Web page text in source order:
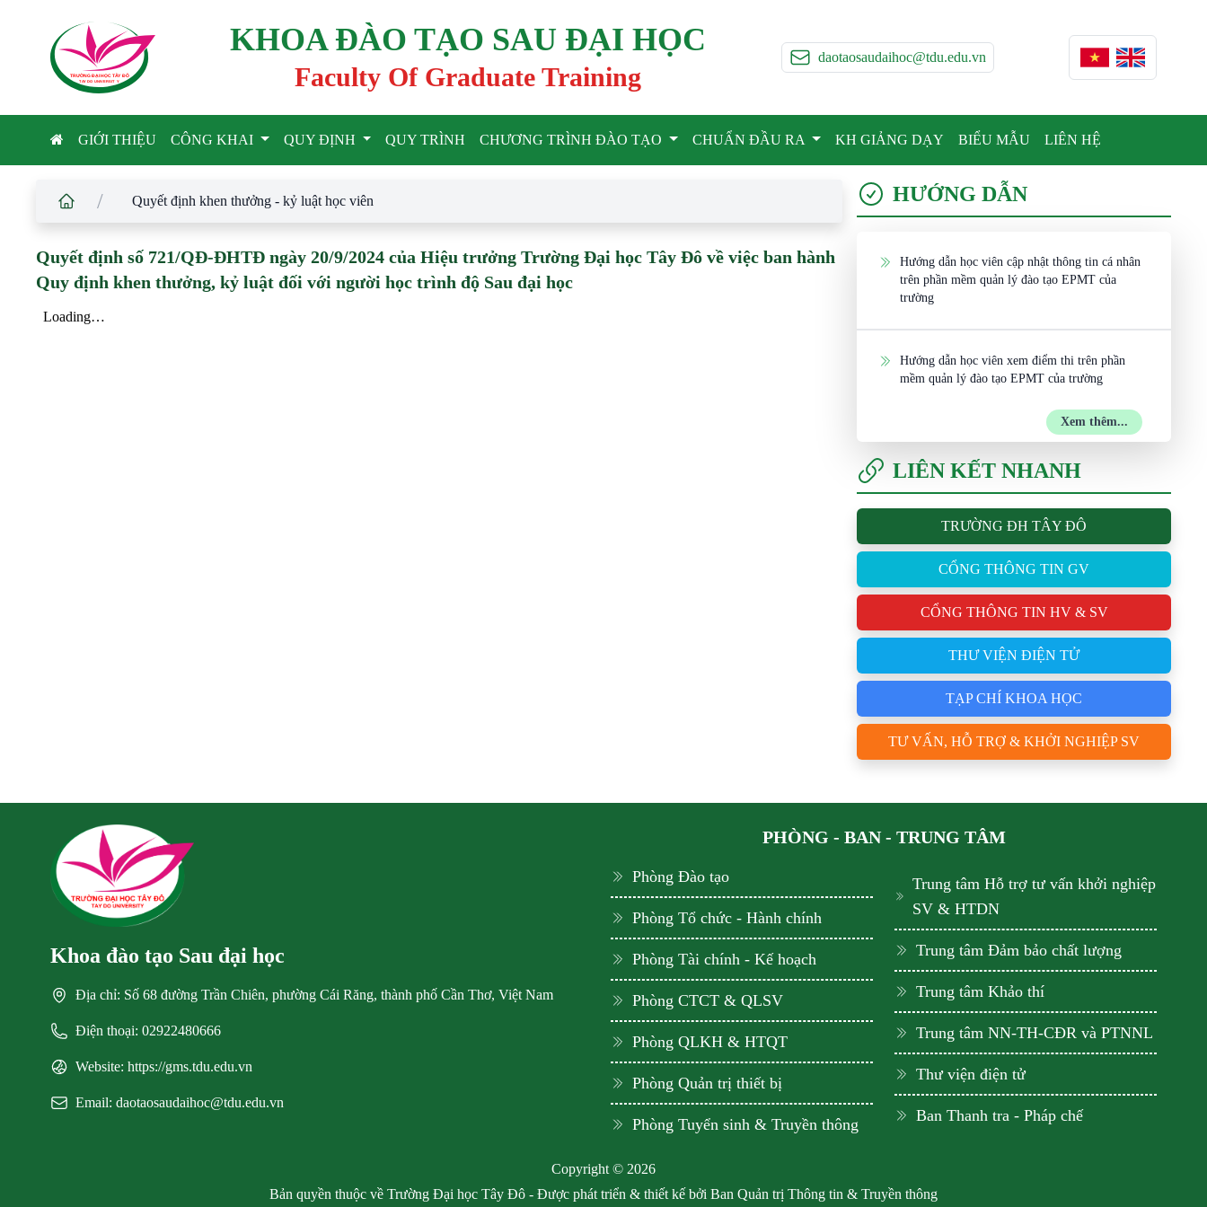
TRƯỜNG ĐẠI HỌC TÂY ĐÔ
TAY DO UNIVERSIT Y
KHOA ĐÀO TẠO SAU ĐẠI HỌC
Faculty Of Graduate Training
daotaosaudaihoc@tdu.edu.vn
GIỚI THIỆU CÔNG KHAI QUY ĐỊNH QUY TRÌNH CHƯƠNG TRÌNH ĐÀO TẠO CHUẨN ĐẦU RA KH GIẢNG DẠY BIỂU MẪU LIÊN HỆ
/ Quyết định khen thưởng - kỷ luật học viên
Quyết định số 721/QĐ-ĐHTĐ ngày 20/9/2024 của Hiệu trưởng Trường Đại học Tây Đô về việc ban hành
Quy định khen thưởng, kỷ luật đối với người học trình độ Sau đại học
HƯỚNG DẪN
Hướng dẫn học viên cập nhật thông tin cá nhân
trên phần mềm quản lý đào tạo EPMT của
trường
Hướng dẫn học viên xem điểm thi trên phần
mềm quản lý đào tạo EPMT của trường
Xem thêm...
LIÊN KẾT NHANH
TRƯỜNG ĐH TÂY ĐÔ
CỔNG THÔNG TIN GV
CỔNG THÔNG TIN HV & SV
THƯ VIỆN ĐIỆN TỬ
TẠP CHÍ KHOA HỌC
TƯ VẤN, HỖ TRỢ & KHỞI NGHIỆP SV
Khoa đào tạo Sau đại học
Địa chỉ: Số 68 đường Trần Chiên, phường Cái Răng, thành phố Cần Thơ, Việt Nam
Điện thoại: 02922480666
Website: https://gms.tdu.edu.vn
Email: daotaosaudaihoc@tdu.edu.vn
PHÒNG - BAN - TRUNG TÂM
Phòng Đào tạo
Phòng Tổ chức - Hành chính
Phòng Tài chính - Kế hoạch
Phòng CTCT & QLSV
Phòng QLKH & HTQT
Phòng Quản trị thiết bị
Phòng Tuyển sinh & Truyền thông
Trung tâm Hỗ trợ tư vấn khởi nghiệp
SV & HTDN
Trung tâm Đảm bảo chất lượng
Trung tâm Khảo thí
Trung tâm NN-TH-CĐR và PTNNL
Thư viện điện tử
Ban Thanh tra - Pháp chế
Copyright © 2026
Bản quyền thuộc về Trường Đại học Tây Đô - Được phát triển & thiết kế bởi Ban Quản trị Thông tin & Truyền thông